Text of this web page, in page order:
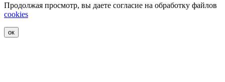
Продолжая просмотр, вы даете согласие на обработку файлов
cookies
ок